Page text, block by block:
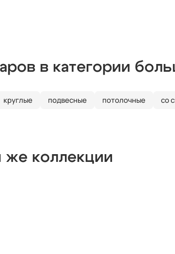
в категории
круглые подвесные потолочные со
же коллекции